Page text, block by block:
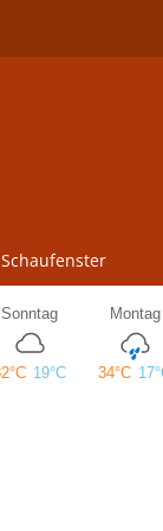
Schaufenster